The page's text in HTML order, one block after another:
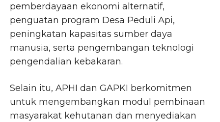
pemberdayaan ekonomi alternatif,
penguatan program Desa Peduli Api,
peningkatan kapasitas sumber daya
manusia, serta pengembangan teknologi
pengendalian kebakaran.
Selain itu, APHI dan GAPKI berkomitmen
untuk mengembangkan modul pembinaan
masyarakat kehutanan dan menyediakan